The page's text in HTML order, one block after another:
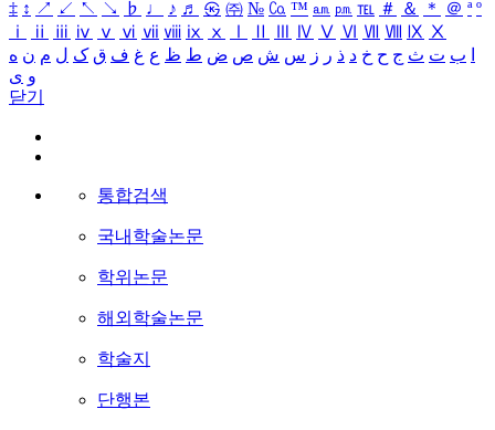
‡ ↕ ↗ ↙ ↖ ↘ ♭ ♩ ♪ ♬ ㉿ ㈜ № ㏇ ™ ㏂ ㏘ ℡ ＃ ＆ ＊ ＠ ª º
ⅰ
ⅱ ⅲ ⅳ ⅴ ⅵ ⅶ ⅷ ⅸ ⅹ Ⅳ Ⅴ Ⅵ Ⅶ Ⅷ Ⅸ Ⅹ
ب ت ث ج ح خ د ذ ر ز س ش ص ض ط ظ ع غ ف ق ک ل م ن ه
و ی
닫기
통합검색
국내학술논문
학위논문
해외학술논문
학술지
단행본